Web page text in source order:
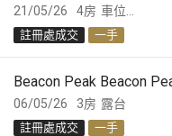
21/05/26 車位...
4房
註冊處成交 一手
06/05/26 露台
3房
註冊處成交 一手